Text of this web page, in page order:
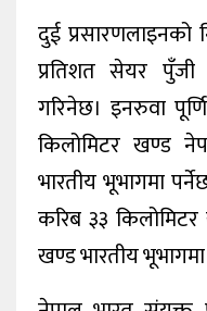
दुई प्रसारणलाइनको
प्रतिशत सेयर पुँजी
गरिनेछ। इनरुवा
किलोमिटर खण्ड
भारतीय भूभागमा
करिब ३३
खण्ड भारतीय भूभागमा